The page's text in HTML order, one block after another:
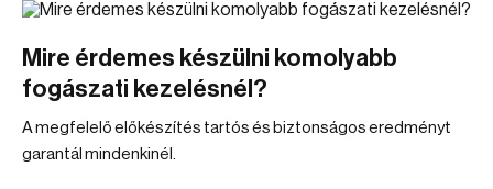
Mire érdemes készülni komolyabb
fogászati kezelésnél?
A megfelelő előkészítés tartós és biztonságos eredményt
garantál mindenkinél.